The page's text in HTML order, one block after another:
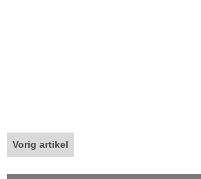
Vorig artikel